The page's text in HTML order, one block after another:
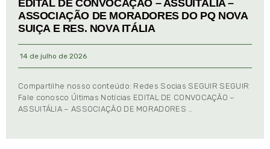
EDITAL DE CONVOCAÇÃO – ASSUITÁLIA –
ASSOCIAÇÃO DE MORADORES DO PQ NOVA
SUIÇA E RES. NOVA ITÁLIA
14 de julho de 2026
Compartilhe nosso conteúdo: Redes Socias SEGUIR SEGUIR
Fale conosco Últimas Notícias EDITAL DE CONVOCAÇÃO –
ASSUITÁLIA – ASSOCIAÇÃO DE MORADORES …